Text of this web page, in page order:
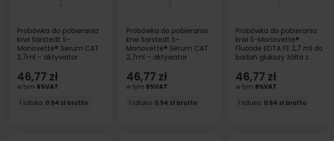
Probówka do pobierania
krwi Sarstedt S-
Monovette® Serum CAT
2,7ml – aktywator
etykieta 50szt
46,77 zł
w tym 8%VAT
1 sztuka: 0.94 zł brutto
Probówka do pobierania
krwi Sarstedt S-
Monovette® Serum CAT
2,7ml – aktywator
etykiety 50szt
46,77 zł
w tym 8%VAT
1 sztuka: 0.94 zł brutto
Probówka do pobierania
krwi S-Monovette®
Fluoride EDTA FE 2,7 ml do
badań glukozy żółta z
sterylna 50szt
46,77 zł
w tym 8%VAT
1 sztuka: 0.94 zł brutto